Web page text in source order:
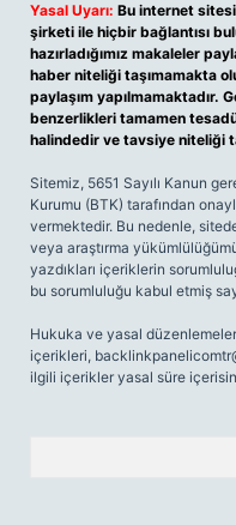
Yasal Uyarı: Bu internet
şirketi ile hiçbir bağlantısı
hazırladığımız makaleler
haber niteliği taşımamakta
paylaşım yapılmamaktadır.
benzerlikleri tamamen
halindedir ve tavsiye niteliği
Sitemiz, 5651 Sayılı Kanun
Kurumu (BTK) tarafından
vermektedir. Bu nedenle,
veya araştırma
yazdıkları içeriklerin
bu sorumluluğu kabul etmiş
Hukuka ve yasal
içerikleri,
ilgili içerikler yasal süre